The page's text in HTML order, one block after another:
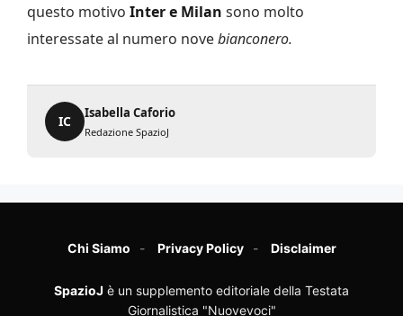
questo motivo Inter e Milan sono molto
interessate al numero novebianconero.
IC
Isabella Caforio
Redazione SpazioJ
Chi Siamo Privacy Policy Disclaimer
SpazioJ è un supplemento editoriale della Testata
Giornalistica "Nuovevoci"